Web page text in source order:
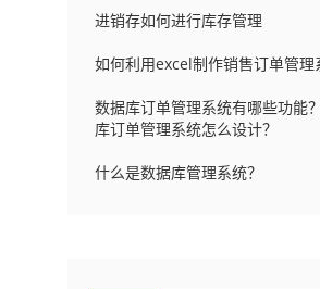
进销存如何进行库存管理
如何利用excel制作销售订单管理
数据库订单管理系统有哪些功能
库订单管理系统怎么设计？
什么是数据库管理系统？